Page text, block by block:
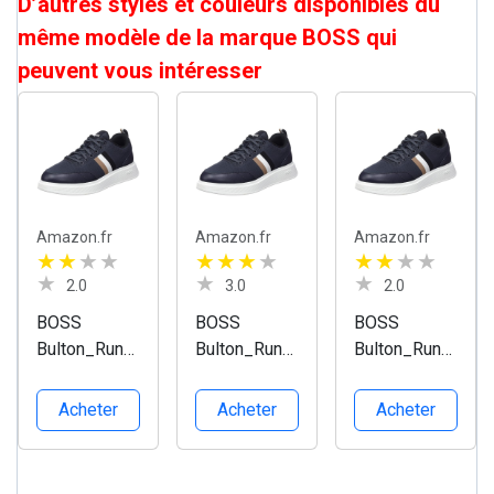
même modèle de la marque BOSS qui
peuvent vous intéresser
Amazon.fr
2.0
BOSS
Bulton_Runn
Basket
Homme, Gris
foncé
Acheter
Amazon.fr
3.0
BOSS
Bulton_Runn
Basket
Homme, Bleu
Foncé
Acheter
Amazon.fr
2.0
BOSS
Bulton_Runn
Basket
Homme, Gris
moyen
Acheter